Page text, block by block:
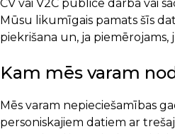
CV vai V2C publicē darba vai
Mūsu likumīgais pamats šīs
piekrišana un, ja piemērojams,
Kam mēs varam
Mēs varam nepieciešamības
personiskajiem datiem ar